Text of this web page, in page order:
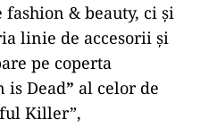
& beauty, ci și
linie de accesorii și
pe coperta
is Dead” al celor de
Killer”,